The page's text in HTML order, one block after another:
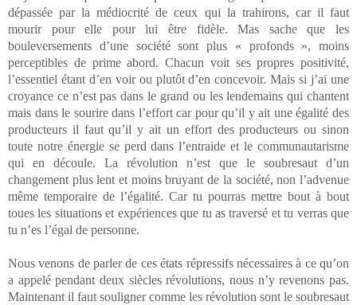
dépassée par la médiocrité de ceux qui la trahirons, car il faut
mourir pour elle pour lui être fidèle. Mas sache que les
bouleversements d’une société sont plus « profonds », moins
perceptibles de prime abord. Chacun voit ses propres positivité,
l’essentiel étant d’en voir ou plutôt d’en concevoir. Mais si j’ai une
croyance ce n’est pas dans le grand ou les lendemains qui chantent
mais dans le sourire dans l’effort car pour qu’il y ait une égalité des
producteurs il faut qu’il y ait un effort des producteurs ou sinon
toute notre énergie se perd dans l’entraide et le communautarisme
qui en découle. La révolution n’est que le soubresaut d’un
changement plus lent et moins bruyant de la société, non l’advenue
même temporaire de l’égalité. Car tu pourras mettre bout à bout
toues les situations et expériences que tu as traversé et tu verras que
tu n’es l’égal de personne.
Nous venons de parler de ces états répressifs nécessaires à ce qu’on
a appelé pendant deux siècles révolutions, nous n’y revenons pas.
Maintenant il faut souligner comme les révolution sont le soubresaut